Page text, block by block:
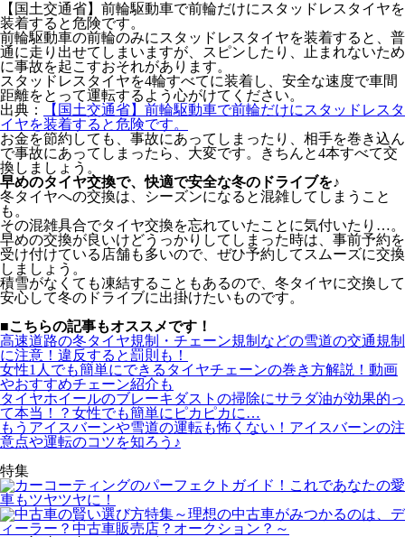
【国土交通省】前輪駆動車で前輪だけにスタッドレスタイヤを
装着すると危険です。
前輪駆動車の前輪のみにスタッドレスタイヤを装着すると、普
通に走り出せてしまいますが、スピンしたり、止まれないため
に事故を起こすおそれがあります。
スタッドレスタイヤを4輪すべてに装着し、安全な速度で車間
距離をとって運転するよう心がけてください。
出典：
【国土交通省】前輪駆動車で前輪だけにスタッドレスタ
イヤを装着すると危険です。
お金を節約しても、事故にあってしまったり、相手を巻き込ん
で事故にあってしまったら、大変です。きちんと4本すべて交
換しましょう。
早めのタイヤ交換で、快適で安全な冬のドライブを♪
冬タイヤへの交換は、シーズンになると混雑してしまうこと
も。
その混雑具合でタイヤ交換を忘れていたことに気付いたり…。
早めの交換が良いけどうっかりしてしまった時は、事前予約を
受け付けている店舗も多いので、ぜひ予約してスムーズに交換
しましょう。
積雪がなくても凍結することもあるので、冬タイヤに交換して
安心して冬のドライブに出掛けたいものです。
■こちらの記事もオススメです！
高速道路の冬タイヤ規制・チェーン規制などの雪道の交通規制
に注意！違反すると罰則も！
女性1人でも簡単にできるタイヤチェーンの巻き方解説！動画
やおすすめチェーン紹介も
タイヤホイールのブレーキダストの掃除にサラダ油が効果的っ
て本当！？女性でも簡単にピカピカに…
もうアイスバーンや雪道の運転も怖くない！アイスバーンの注
意点や運転のコツを知ろう♪
特集